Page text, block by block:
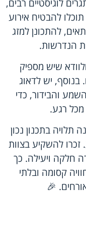
לוגיסטיים רבים,
תוכלו להבטיח אירוע
להתכונן למזג
הנדרשות.
שיש מספיק
בנוסף, יש לדאוג
השמע והבידור, כדי
רגע.
בתכנון נכון
זכרו להשקיע בצוות
חלקה ויעילה. כך
קסומה ובלתי
🎉